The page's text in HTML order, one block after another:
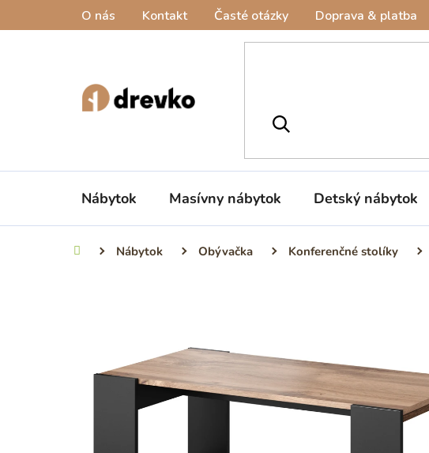
O nás Kontakt Časté otázky Doprava & platba
Nábytok Masívny nábytok Detský nábytok
Domov Nábytok Obývačka Konferenčné stolíky